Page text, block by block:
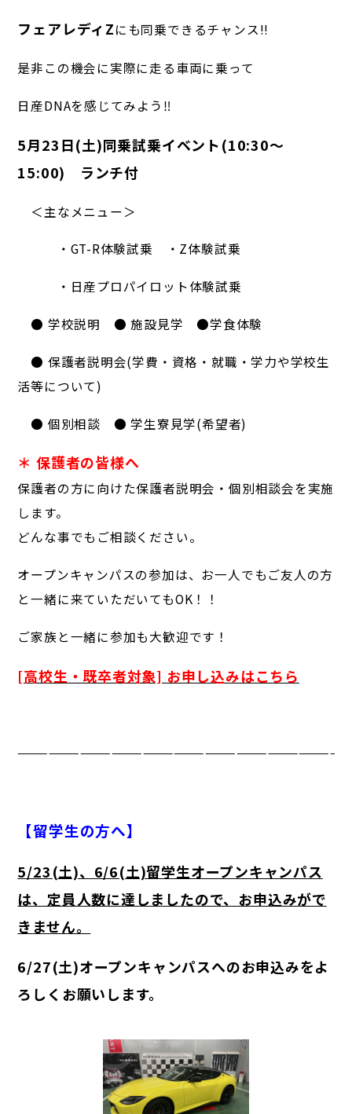
フェアレディZにも同乗できるチャンス!!
是非この機会に実際に走る車両に乗って
日産DNAを感じてみよう‼
5月23日(土)同乗試乗イベント(10:30～
15:00) ランチ付
＜主なメニュー＞
・GT-R体験試乗 ・Z体験試乗
・日産プロパイロット体験試乗
● 学校説明 ● 施設見学 ●学食体験
● 保護者説明会(学費・資格・就職・学力や学校生
活等について)
● 個別相談 ● 学生寮見学(希望者)
＊ 保護者の皆様へ
保護者の方に向けた保護者説明会・個別相談会を実施
します。
どんな事でもご相談ください。
オープンキャンパスの参加は、お一人でもご友人の方
と一緒に来ていただいてもOK！！
ご家族と一緒に参加も大歓迎です！
[高校生・既卒者対象] お申し込みはこちら
【留学生の方へ】
5/23(土)、6/6(土)留学生オープンキャンパス
は、定員人数に達しましたので、お申込みがで
きません。
6/27(土)オープンキャンパスへのお申込みをよ
ろしくお願いします。